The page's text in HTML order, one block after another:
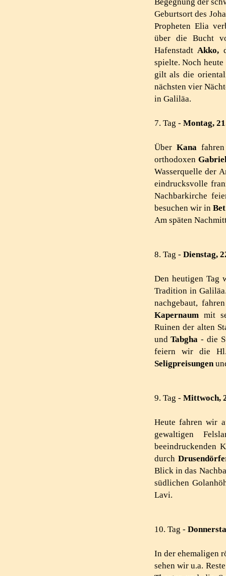
Geburtsort des
Propheten Elia
über die Bucht
HafenstadtAkko,
spielte. Noch
gilt als die
nächsten vier
in Galiläa.
7. Tag - Montag,
Über Kana
orthodoxen
Wasserquelle der
eindrucksvolle
Nachbarkirche
besuchen wir in
Am späten
8. Tag - Dienstag,
Den heutigen Tag
Tradition in
nachgebaut,
Kapernaummit
Ruinen der alten
undTab­gha - die
feiern wir die
Seligpreisungen
9. Tag - Mittwoch,
Heute fahren wir
gewaltigen
beeindruckenden
durch
Blick in das
südlichen
Lavi.
10. Tag -
In der ehemaligen
sehen wir u.a.